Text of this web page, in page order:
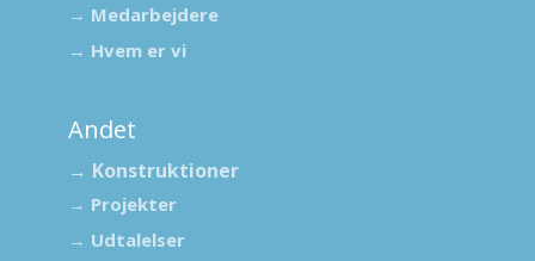
→ Medarbejdere
→ Hvem er vi
Andet
​→ Konstruktioner
→ Projekter
→ Udtalelser